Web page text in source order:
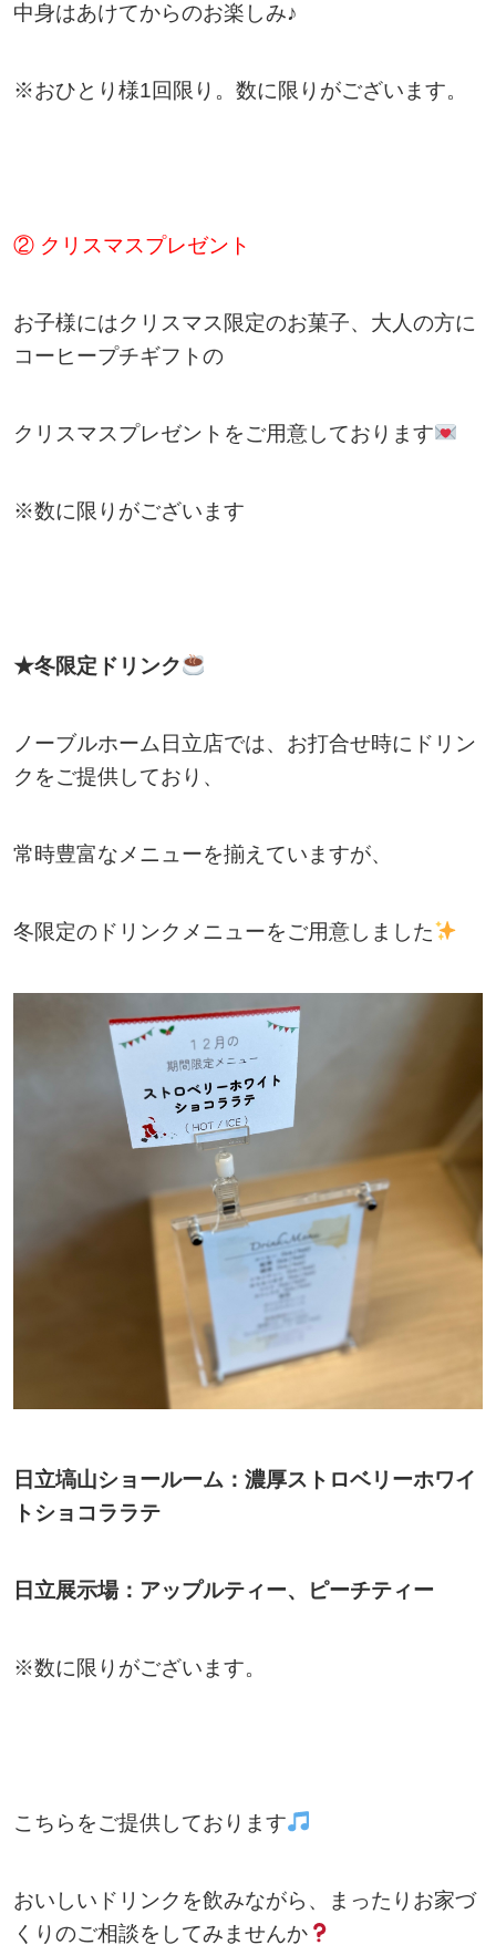
中身はあけてからのお楽しみ♪
※おひとり様1回限り。数に限りがございます。
② クリスマスプレゼント
お子様にはクリスマス限定のお菓子、大人の方に
コーヒープチギフトの
クリスマスプレゼントをご用意しております
※数に限りがございます
★冬限定ドリンク
ノーブルホーム日立店では、お打合せ時にドリン
クをご提供しており、
常時豊富なメニューを揃えていますが、
冬限定のドリンクメニューをご用意しました
日立塙山ショールーム：濃厚ストロベリーホワイ
トショコララテ
日立展示場：アップルティー、ピーチティー
※数に限りがございます。
こちらをご提供しております
おいしいドリンクを飲みながら、まったりお家づ
くりのご相談をしてみませんか